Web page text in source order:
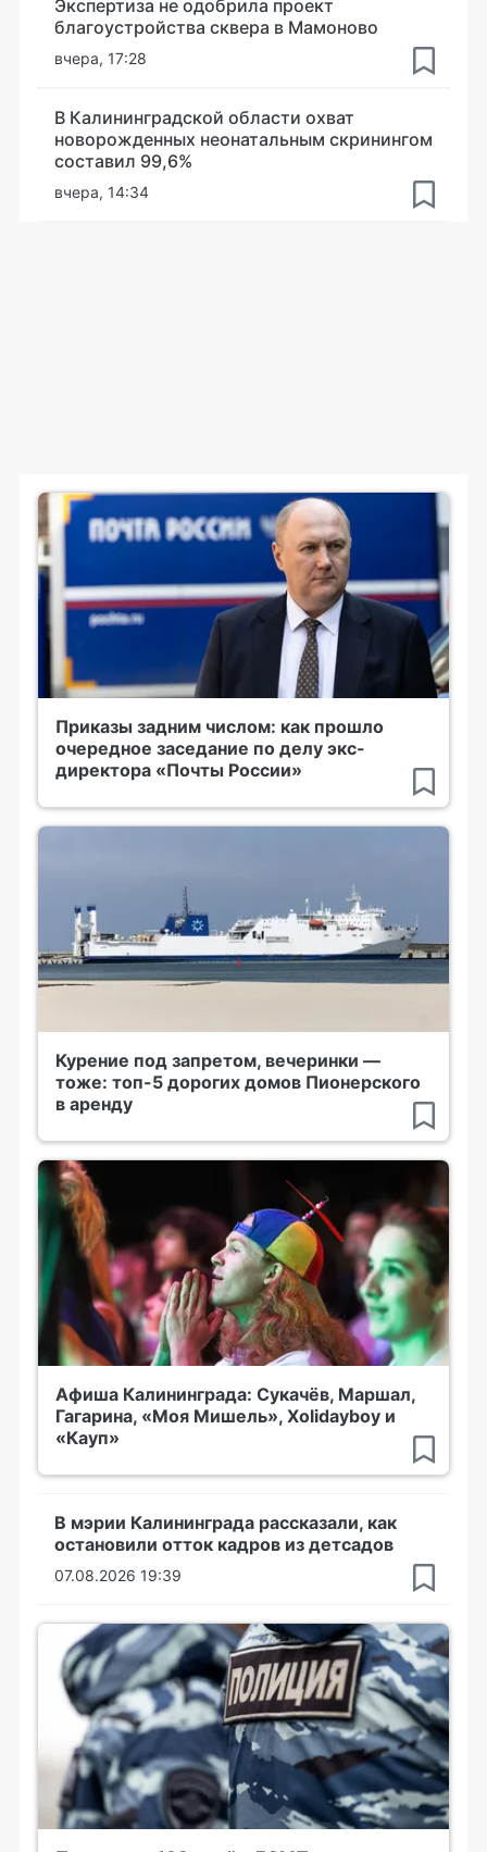
Экспертиза не одобрила проект
благоустройства сквера в Мамоново
вчера, 17:28
В Калининградской области охват
новорожденных неонатальным скринингом
составил 99,6%
вчера, 14:34
Приказы задним числом: как прошло
очередное заседание по делу экс-
директора «Почты России»
Курение под запретом, вечеринки —
тоже: топ-5 дорогих домов Пионерского
в аренду
Афиша Калининграда: Сукачёв, Маршал,
Гагарина, «Моя Мишель», Xolidayboy и
«Кауп»
В мэрии Калининграда рассказали, как
остановили отток кадров из детсадов
07.08.2026 19:39